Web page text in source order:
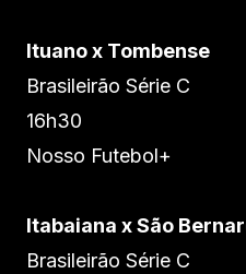
Ituano x Tombense
Brasileirão Série C
16h30
Nosso Futebol+
Itabaiana x São
Brasileirão Série C